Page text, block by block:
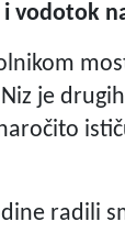
vodotok
je
radili